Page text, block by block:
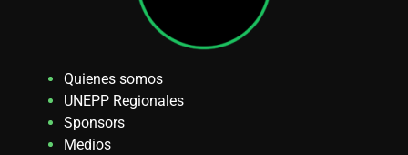
Quienes somos
UNEPP Regionales
Sponsors
Medios